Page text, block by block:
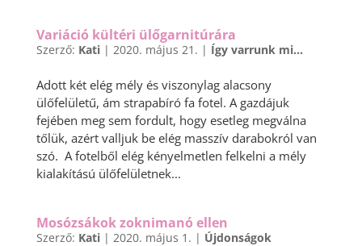
Variáció kültéri ülőgarnitúrára
Szerző: Kati| 2020. május 21. | Így varrunk mi...
Adott két elég mély és viszonylag alacsony
ülőfelületű, ám strapabíró fa fotel. A gazdájuk
fejében meg sem fordult, hogy esetleg megválna
tőlük, azért valljuk be elég masszív darabokról van
szó. A fotelből elég kényelmetlen felkelni a mély
kialakítású ülőfelületnek...
Mosózsákok zoknimanó ellen
Szerző: Kati| 2020. május 1. | Újdonságok